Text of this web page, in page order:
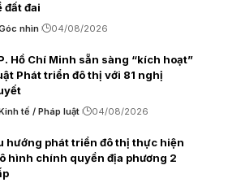
đất đai
nhìn 04/08/2026
Hồ Chí Minh sẵn sàng “kích hoạt”
Phát triển đô thị với 81 nghị
tế / Pháp luật 04/08/2026
hướng phát triển đô thị thực hiện
hình chính quyền địa phương 2